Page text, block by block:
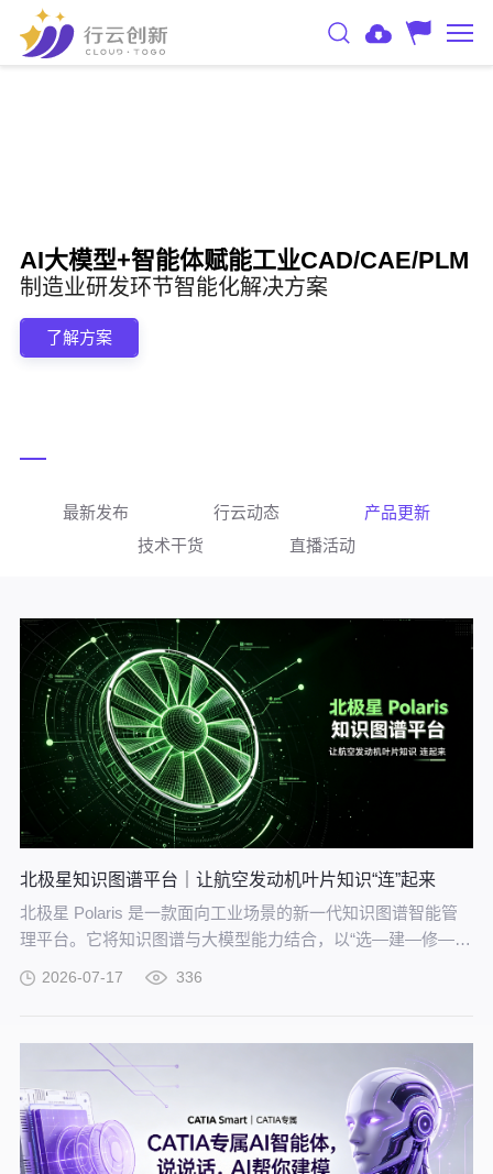
AI大模型+智能体赋能工业CAD/CAE/PLM
制造业研发环节智能化解决方案
了解方案
最新发布 行云动态
产品更新
技术干货
直播活动
北极星知识图谱平台｜让航空发动机叶片知识“连”起来
北极星 Polaris 是一款面向工业场景的新一代知识图谱智能管
理平台。它将知识图谱与大模型能力结合，以“选—建—修—
的知识网络。
2026-07-17 336